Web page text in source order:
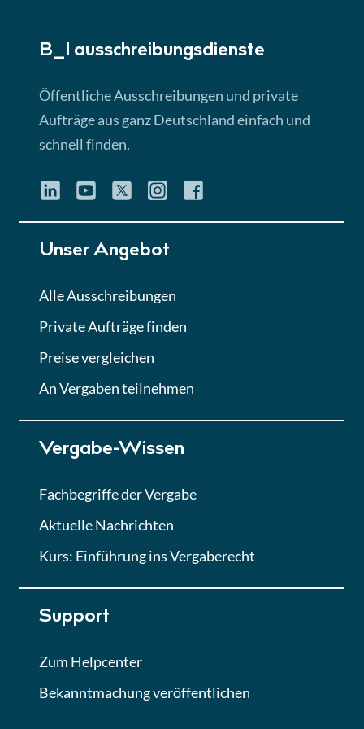
Lektion 3
► 4:31 Min
Quiz
Eignung im Vergabeverfahren
Lektion 6
Abgabe von Angeboten
Lektion
Lektion 7
Finales Quiz
B_I ausschreibungs­dienste
Öffentliche Ausschreibungen und private
Aufträge aus ganz Deutschland einfach und
schnell finden.
Unser Angebot
Alle Ausschreibungen
Private Aufträge finden
Preise vergleichen
An Vergaben teilnehmen
Vergabe-Wissen
Fachbegriffe der Vergabe
Aktuelle Nachrichten
Kurs: Einführung ins Vergaberecht
Support
Zum Helpcenter
Bekanntmachung veröffentlichen